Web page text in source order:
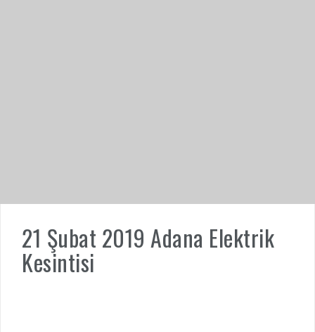
21 Şubat 2019 Adana Elektrik
Kesintisi